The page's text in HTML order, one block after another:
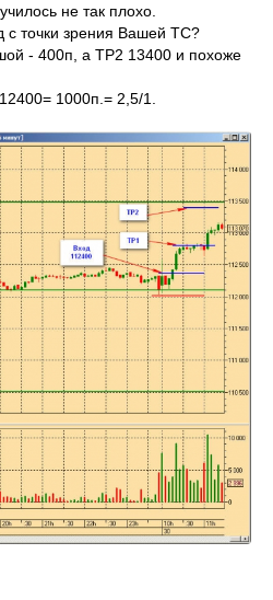
не так плохо.
с точки зрения Вашей ТС?
- 400п, а TP2 13400 и похоже
1000п.= 2,5/1.